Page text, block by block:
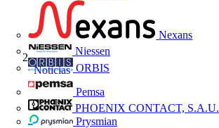
Nexans
Niessen
ORBIS
Pemsa
PHOENIX CONTACT, S.A.U.
Prysmian
Noticias